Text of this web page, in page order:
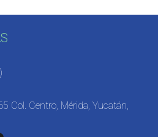
Col. Centro, Mérida, Yucatán,